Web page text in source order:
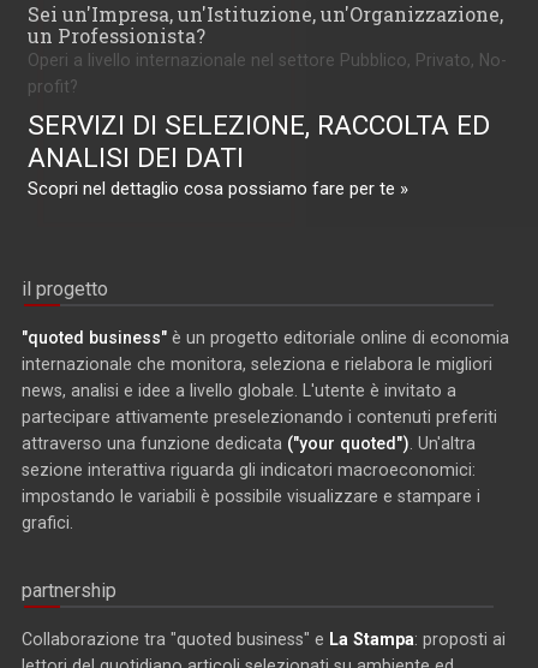
Sei un'Impresa, un'Istituzione, un'Organizzazione,
un Professionista?
Operi a livello internazionale nel settore Pubblico, Privato, No-
profit?
SERVIZI DI SELEZIONE, RACCOLTA ED
ANALISI DEI DATI
Scopri nel dettaglio cosa possiamo fare per te »
il progetto
"quoted business" è un progetto editoriale online di economia
internazionale che monitora, seleziona e rielabora le migliori
news, analisi e idee a livello globale. L'utente è invitato a
partecipare attivamente preselezionando i contenuti preferiti
attraverso una funzione dedicata ("your quoted") . Un'altra
sezione interattiva riguarda gli indicatori macroeconomici:
impostando le variabili è possibile visualizzare e stampare i
grafici.
partnership
Collaborazione tra "quoted business" e La Stampa: proposti ai